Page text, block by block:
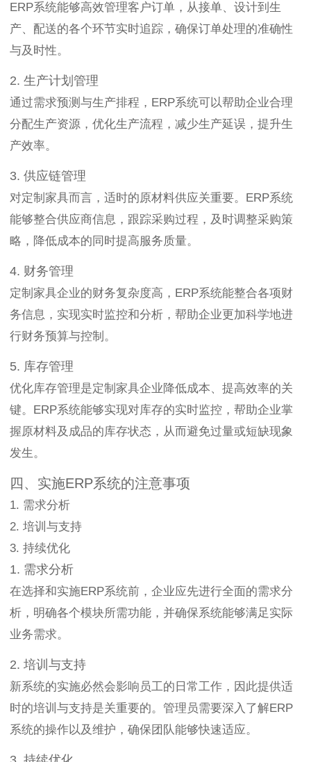
ERP系统能够高效管理客户订单，从接单、设计到生
产、配送的各个环节实时追踪，确保订单处理的准确性
与及时性。
2. 生产计划管理
通过需求预测与生产排程，ERP系统可以帮助企业合理
分配生产资源，优化生产流程，减少生产延误，提升生
产效率。
3. 供应链管理
对定制家具而言，适时的原材料供应关重要。ERP系统
能够整合供应商信息，跟踪采购过程，及时调整采购策
略，降低成本的同时提高服务质量。
4. 财务管理
定制家具企业的财务复杂度高，ERP系统能整合各项财
务信息，实现实时监控和分析，帮助企业更加科学地进
行财务预算与控制。
5. 库存管理
优化库存管理是定制家具企业降低成本、提高效率的关
键。ERP系统能够实现对库存的实时监控，帮助企业掌
握原材料及成品的库存状态，从而避免过量或短缺现象
发生。
四、实施ERP系统的注意事项
1. 需求分析
2. 培训与支持
3. 持续优化
1. 需求分析
在选择和实施ERP系统前，企业应先进行全面的需求分
析，明确各个模块所需功能，并确保系统能够满足实际
业务需求。
2. 培训与支持
新系统的实施必然会影响员工的日常工作，因此提供适
时的培训与支持是关重要的。管理员需要深入了解ERP
系统的操作以及维护，确保团队能够快速适应。